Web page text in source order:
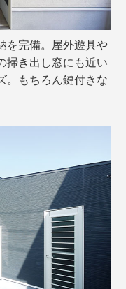
を完備。屋外遊具や
掃き出し窓にも近い
。もちろん鍵付きな